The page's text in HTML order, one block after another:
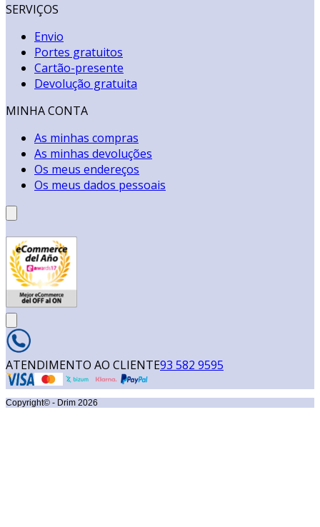
SERVIÇOS
Envio
Portes gratuitos
Cartão-presente
Devolução gratuita
MINHA CONTA
As minhas compras
As minhas devoluções
Os meus endereços
Os meus dados pessoais
ATENDIMENTO AO CLIENTE93 582 9595
Copyright© - Drim 2026